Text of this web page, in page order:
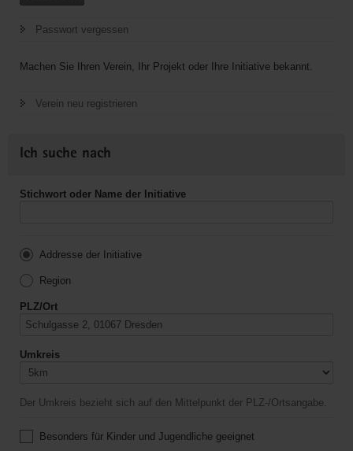
Passwort vergessen
Machen Sie Ihren Verein, Ihr Projekt oder Ihre Initiative bekannt.
Verein neu registrieren
Ich suche nach
Stichwort oder Name der Initiative
Addresse der Initiative
Region
PLZ/Ort
Umkreis
Der Umkreis bezieht sich auf den Mittelpunkt der PLZ-/Ortsangabe.
Besonders für Kinder und Jugendliche geeignet